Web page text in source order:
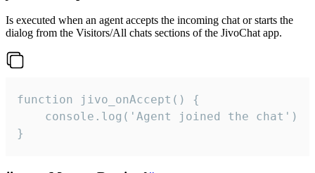
Is executed when an agent accepts the incoming chat or starts the
dialog from the Visitors/All chats sections of the JivoChat app.
function jivo_onAccept() {
}